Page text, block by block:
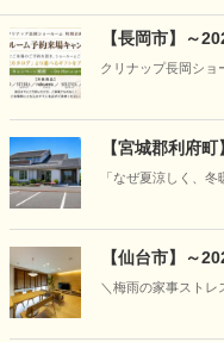
【長岡市】～
プ長岡ショー
クリナップ長岡ショ
【宮城郡利府
別企画】30年
「なぜ夏涼しく、
模型をとおして、分
【仙台市】～
レスをゼロに】
＼梅雨の家事ストレ